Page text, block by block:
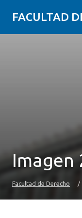
FACULTAD
Imagen
Facultad de Derecho /